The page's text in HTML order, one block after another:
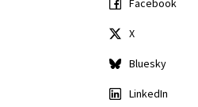
Facebook
X
Bluesky
LinkedIn